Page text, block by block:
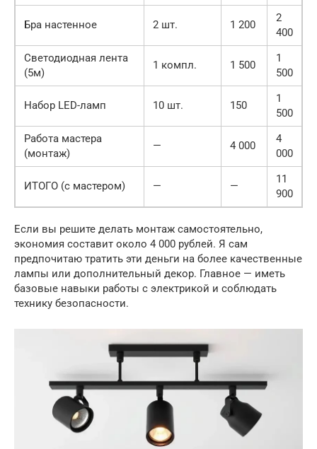
Бра настенное 2 шт. 1 200
2
400
Светодиодная лента
(5м)
1 компл. 1 500
1
500
Набор LED-ламп 10 шт. 150
1
500
Работа мастера
(монтаж)
— 4 000
4
000
ИТОГО (с мастером) — —
11
900
Если вы решите делать монтаж самостоятельно,
экономия составит около 4 000 рублей. Я сам
предпочитаю тратить эти деньги на более качественные
лампы или дополнительный декор. Главное — иметь
базовые навыки работы с электрикой и соблюдать
технику безопасности.